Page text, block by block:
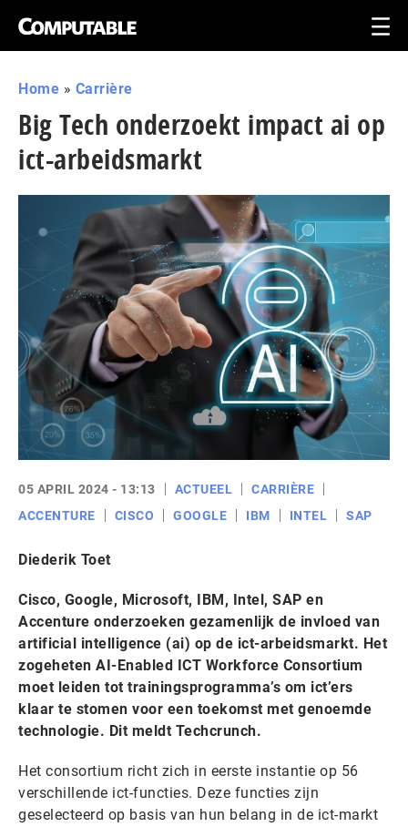
Home » Carrière
Big Tech onderzoekt impact ai op
ict-arbeidsmarkt
05 APRIL 2024 - 13:13 ACTUEEL
CARRIÈRE
ACCENTURE
CISCO GOOGLE IBM INTEL SAP
Diederik Toet
Cisco, Google, Microsoft, IBM, Intel, SAP en
Accenture onderzoeken gezamenlijk de invloed van
artificial intelligence (ai) op de ict-arbeidsmarkt. Het
zogeheten AI-Enabled ICT Workforce Consortium
moet leiden tot trainingsprogramma’s om ict’ers
klaar te stomen voor een toekomst met genoemde
technologie. Dit meldt Techcrunch.
Het consortium richt zich in eerste instantie op 56
verschillende ict-functies. Deze functies zijn
geselecteerd op basis van hun belang in de ict-markt